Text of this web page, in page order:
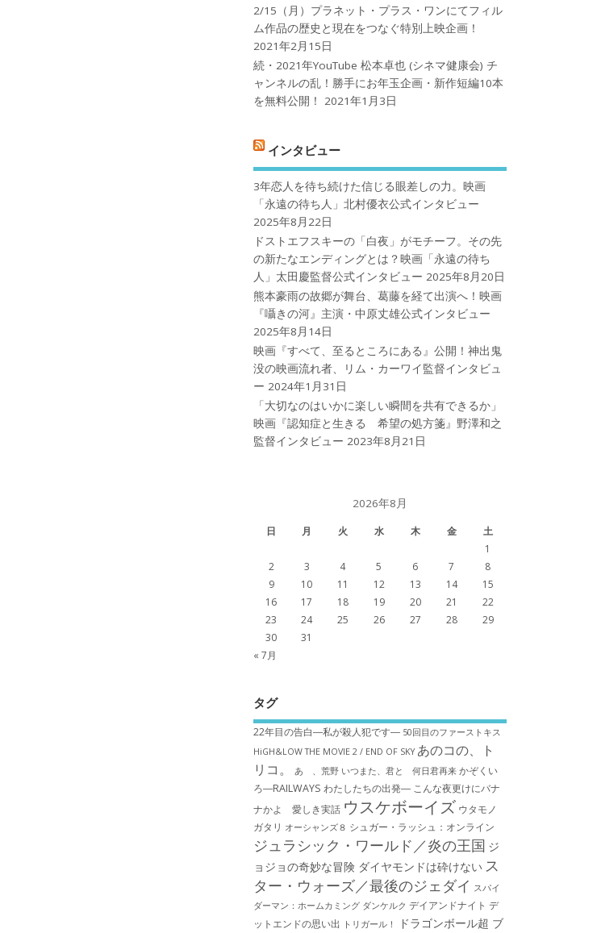
2/15（月）プラネット・プラス・ワンにてフィル
ム作品の歴史と現在をつなぐ特別上映企画！
2021年2月15日
続・2021年YouTube 松本卓也 (シネマ健康会) チ
ャンネルの乱！勝手にお年玉企画・新作短編10本
を無料公開！
2021年1月3日
インタビュー
3年恋人を待ち続けた信じる眼差しの力。映画
「永遠の待ち人」北村優衣公式インタビュー
2025年8月22日
ドストエフスキーの「白夜」がモチーフ。その先
の新たなエンディングとは？映画「永遠の待ち
人」太田慶監督公式インタビュー 2025年8月20日
熊本豪雨の故郷が舞台、葛藤を経て出演へ！映画
『囁きの河』主演・中原丈雄公式インタビュー
2025年8月14日
映画『すべて、至るところにある』公開！神出鬼
没の映画流れ者、リム・カーワイ監督インタビュ
ー 2024年1月31日
「大切なのはいかに楽しい瞬間を共有できるか」
映画『認知症と生きる 希望の処方箋』野澤和之
監督インタビュー 2023年8月21日
2026年8月
日 月 火 水 木 金
土
1
2
3 4 5 6 7
8
9
10 11 12 13 14
15
16
17 18 19 20 21
22
23
24 25 26 27 28
29
30
31
« 7月
タグ
22年目の告白―私が殺人犯です― 50回目のファーストキス
HiGH&LOW THE MOVIE 2 / END OF SKY あのコの、ト
リコ。
あゝ、荒野 いつまた、君と 何日君再来 かぞくい
ろ―RAILWAYS わたしたちの出発― こんな夜更けにバナ
ナかよ 愛しき実話 ウスケボーイズ ウタモノ
ガタリ オーシャンズ８ シュガー・ラッシュ：オ​ンライン
ジュラシック・ワールド／炎の王国 ジ
ョジョの奇妙な冒険 ダイヤモンドは砕けない ス
ター・ウォーズ／最後のジェダイ スパイ
ダーマン：ホームカミング ダンケルク デイアンドナイト デ
ットエンドの思い出
トリガール！ ドラゴンボール超 ブ